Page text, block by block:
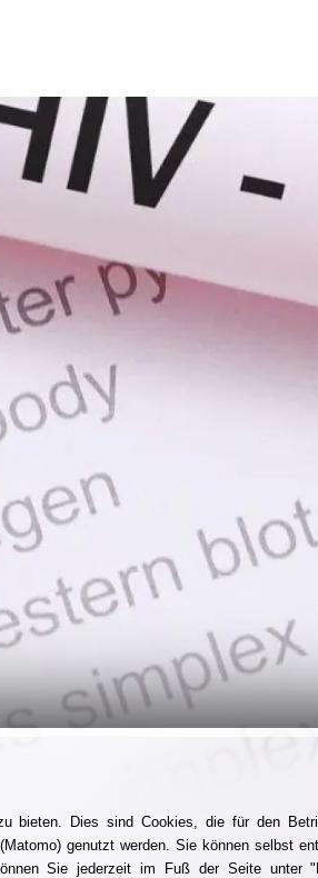
bieten. Dies sind Cookies, die für den
genutzt werden. Sie können selbst
Sie jederzeit im Fuß der Seite unter